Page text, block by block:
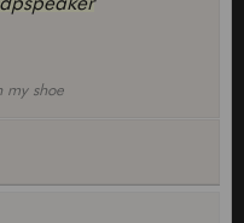
my shoe